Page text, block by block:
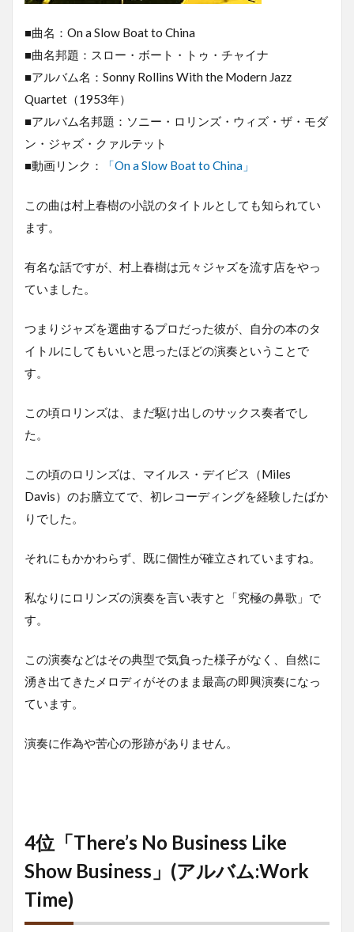
■曲名：On a Slow Boat to China
■曲名邦題：スロー・ボート・トゥ・チャイナ
■アルバム名：Sonny Rollins With the Modern Jazz
Quartet（1953年）
■アルバム名邦題：ソニー・ロリンズ・ウィズ・ザ・モダ
ン・ジャズ・クァルテット
■動画リンク：
「On a Slow Boat to China」
この曲は村上春樹の小説のタイトルとしても知られてい
ます。
有名な話ですが、村上春樹は元々ジャズを流す店をやっ
ていました。
つまりジャズを選曲するプロだった彼が、自分の本のタ
イトルにしてもいいと思ったほどの演奏ということで
す。
この頃ロリンズは、まだ駆け出しのサックス奏者でし
た。
この頃のロリンズは、マイルス・デイビス（Miles
Davis）のお膳立てで、初レコーディングを経験したばか
りでした。
それにもかかわらず、既に個性が確立されていますね。
私なりにロリンズの演奏を言い表すと「究極の鼻歌」で
す。
この演奏などはその典型で気負った様子がなく、自然に
湧き出てきたメロディがそのまま最高の即興演奏になっ
ています。
演奏に作為や苦心の形跡がありません。
4位「There’s No Business Like
Show Business」(アルバム:Work
Time)